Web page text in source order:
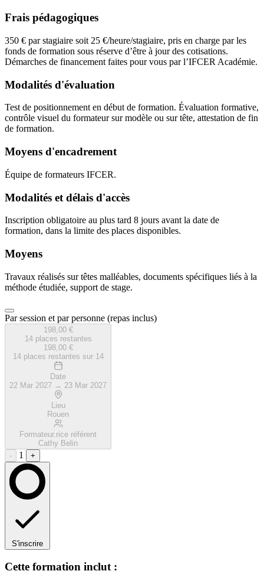
Frais pédagogiques
350 € par stagiaire soit 25 €/heure/stagiaire, pris en charge par les
fonds de formation sous réserve d’être à jour des cotisations.
Démarches de financement faites pour vous par l’IFCER Académie.
Modalités d'évaluation
Test de positionnement en début de formation. Évaluation formative,
contrôle visuel du formateur sur modèle ou sur tête, attestation de fin
de formation.
Moyens d'encadrement
Équipe de formateurs IFCER.
Modalités et délais d'accès
Inscription obligatoire au plus tard 8 jours avant la date de
formation, dans la limite des places disponibles.
Moyens
Travaux réalisés sur têtes malléables, documents spécifiques liés à la
méthode étudiée, support de stage.
Par session et par personne (repas inclus)
198,00 €
14 places restantes
198,00 €
14 places restantes sur 14
Date
22 Mar 2027 → 23 Mar 2027
Lieu
Rouen
Formateur.rice référent
Cathy Belin
-
1 +
S'inscrire
Cette formation inclut :